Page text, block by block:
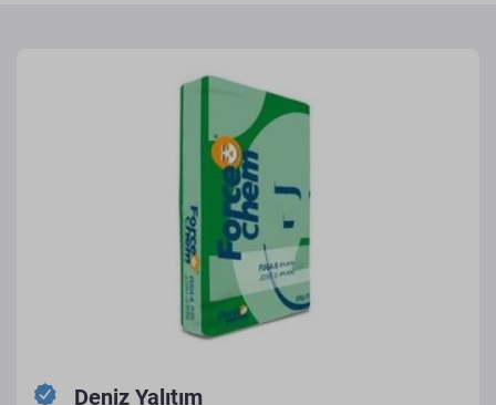
Deniz Yalıtım